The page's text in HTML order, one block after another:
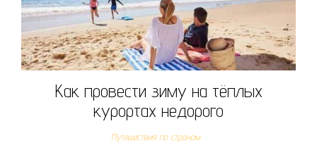
Как провести зиму на тёплых
курортах недорого
Путешествия по странам